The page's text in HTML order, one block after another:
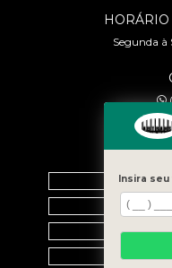
Segunda à
Insira